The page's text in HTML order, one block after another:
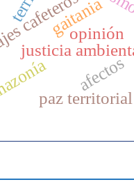
gaitania
cafeteros
justicia
afectos
opinión
paz territorial